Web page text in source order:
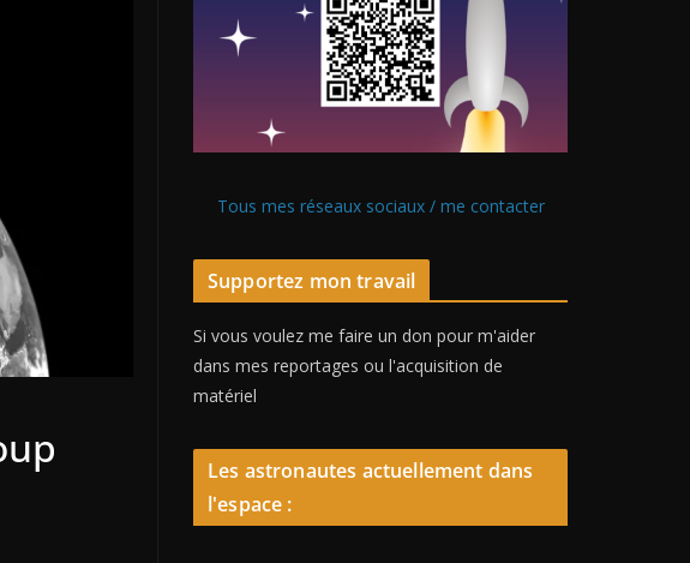
Tous mes réseaux sociaux / me contacter
Supportez mon travail
Si vous voulez me faire un don pour m'aider
dans mes reportages ou l'acquisition de
matériel
Les astronautes actuellement dans
l'espace :